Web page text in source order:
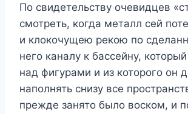
По свидетельству очевидцев
смотреть, когда металл сей
и клокочущею рекою по
него каналу к бассейну,
над фигурами и из которого он
наполнять снизу все
прежде занято было воском, и